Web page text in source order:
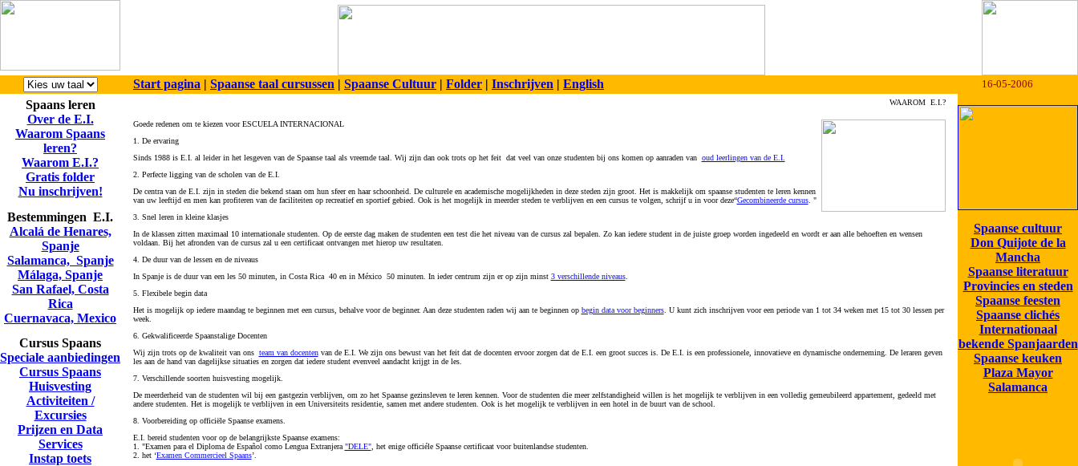
Start pagina | Spaanse taal cursussen | Spaanse Cultuur | Folder | Inschrijven | English 16-05-2006
Spaans leren
Over de E.I.
Waarom Spaans
leren?
Waarom E.I.?
Gratis folder
Nu inschrijven!
Bestemmingen E.I.
Alcalá de Henares,
Spanje
Salamanca, Spanje
Málaga, Spanje
San Rafael, Costa
Rica
Cuernavaca, Mexico
Cursus Spaans
Speciale aanbiedingen
Cursus Spaans
Huisvesting
Activiteiten /
Excursies
Prijzen en Data
Services
Instap toets
WAAROM E.I.?
Goede redenen om te kiezen voor ESCUELA INTERNACIONAL
1. De ervaring
Sinds 1988 is E.I. al leider in het lesgeven van de Spaanse taal als vreemde taal. Wij zijn dan ook trots op het feit dat veel van onze studenten bij ons komen op aanraden van oud leerlingen van de E.I.
2. Perfecte ligging van de scholen van de E.I.
De centra van de E.I. zijn in steden die bekend staan om hun sfeer en haar schoonheid. De culturele en academische mogelijkheden in deze steden zijn groot. Het is makkelijk om spaanse studenten te leren kennen
van uw leeftijd en men kan profiteren van de faciliteiten op recreatief en sportief gebied. Ook is het mogelijk in meerder steden te verblijven en een cursus te volgen, schrijf u in voor deze“Gecombineerde cursus. "
3. Snel leren in kleine klasjes
In de klassen zitten maximaal 10 internationale studenten. Op de eerste dag maken de studenten een test die het niveau van de cursus zal bepalen. Zo kan iedere student in de juiste groep worden ingedeeld en wordt er aan alle behoeften en wensen
voldaan. Bij het afronden van de cursus zal u een certificaat ontvangen met hierop uw resultaten.
4. De duur van de lessen en de niveaus
In Spanje is de duur van een les 50 minuten, in Costa Rica 40 en in México 50 minuten. In ieder centrum zijn er op zijn minst 3 verschillende niveaus.
5. Flexibele begin data
Het is mogelijk op iedere maandag te beginnen met een cursus, behalve voor de beginner. Aan deze studenten raden wij aan te beginnen op begin data voor beginners. U kunt zich inschrijven voor een periode van 1 tot 34 weken met 15 tot 30 lessen per
week.
6. Gekwalificeerde Spaanstalige Docenten
Wij zijn trots op de kwaliteit van ons team van docentenvan de E.I. We zijn ons bewust van het feit dat de docenten ervoor zorgen dat de E.I. een groot succes is. De E.I. is een professionele, innovatieve en dynamische onderneming. De leraren geven
les aan de hand van dagelijkse situaties en zorgen dat iedere student evenveel aandacht krijgt in de les.
7. Verschillende soorten huisvesting mogelijk.
De meerderheid van de studenten wil bij een gastgezin verblijven, om zo het Spaanse gezinsleven te leren kennen. Voor de studenten die meer zelfstandigheid willen is het mogelijk te verblijven in een volledig gemeubileerd appartement, gedeeld met
andere studenten. Het is mogelijk te verblijven in een Universiteits residentie, samen met andere studenten. Ook is het mogelijk te verblijven in een hotel in de buurt van de school.
8. Voorbereiding op officiële Spaanse examens.
E.I. bereid studenten voor op de belangrijkste Spaanse examens:
1. "Examen para el Diploma de Español como Lengua Extranjera "DELE", het enige officiéle Spaanse certificaat voor buitenlandse studenten.
2. het ‘Examen Commercieel Spaans’.
Spaanse cultuur
Don Quijote de la
Mancha
Spaanse literatuur
Provincies en steden
Spaanse feesten
Spaanse clichés
Internationaal
bekende Spanjaarden
Spaanse keuken
Plaza Mayor
Salamanca